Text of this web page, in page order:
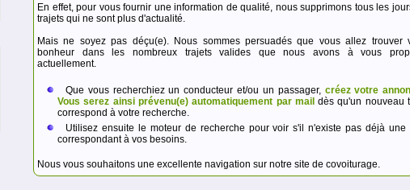
En effet, pour vous fournir une information de qualité, nous supprimons tous les
trajets qui ne sont plus d'actualité.
Mais ne soyez pas déçu(e). Nous sommes persuadés que vous allez trouver
bonheur dans les nombreux trajets valides que nous avons à vous
actuellement.
Que vous recherchiez un conducteur et/ou un passager, créez votre
Vous serez ainsi prévenu(e) automatiquement par mail dès qu'un nouveau
correspond à votre recherche.
Utilisez ensuite le moteur de recherche pour voir s'il n'existe pas déjà une
correspondant à vos besoins.
Nous vous souhaitons une excellente navigation sur notre site de covoiturage.